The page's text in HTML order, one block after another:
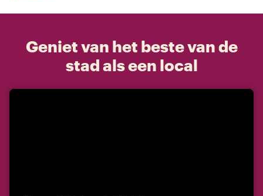
Geniet van het beste van de
stad als een local